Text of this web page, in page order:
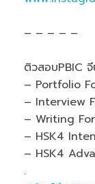
– – – – –
ติวสอบPBIC
– Portfolio
– Interview
– Writing
– HSK4
– HSK4
.